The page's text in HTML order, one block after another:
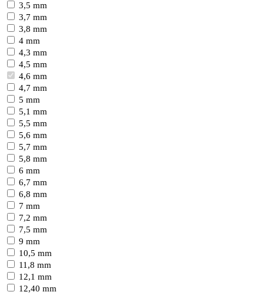
3,5 mm
3,7 mm
3,8 mm
4 mm
4,3 mm
4,5 mm
4,6 mm
4,7 mm
5 mm
5,1 mm
5,5 mm
5,6 mm
5,7 mm
5,8 mm
6 mm
6,7 mm
6,8 mm
7 mm
7,2 mm
7,5 mm
9 mm
10,5 mm
11,8 mm
12,1 mm
12,40 mm